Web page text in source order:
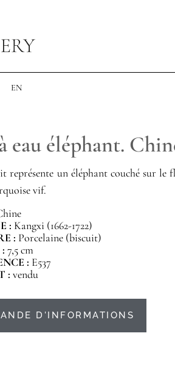
EN
eau éléphant.
représente un éléphant couché sur le
vif.
: Kangxi (1662-1722)
: Porcelaine (biscuit)
:7,5 cm
: E537
:vendu
D'INFORMATIONS